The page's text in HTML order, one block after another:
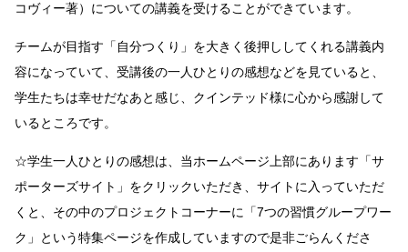
コヴィー著）についての講義を受けることができています。
チームが目指す「自分つくり」を大きく後押ししてくれる講義内
容になっていて、受講後の一人ひとりの感想などを見ていると、
学生たちは幸せだなあと感じ、クインテッド様に心から感謝して
いるところです。
☆学生一人ひとりの感想は、当ホームページ上部にあります「サ
ポーターズサイト」をクリックいただき、サイトに入っていただ
くと、その中のプロジェクトコーナーに「7つの習慣グループワー
ク」という特集ページを作成していますので是非ごらんくださ